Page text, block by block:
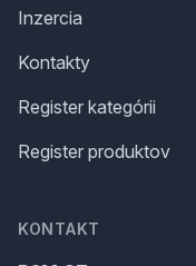
Inzercia
Kontakty
Register kategórii
Register produktov
KONTAKT